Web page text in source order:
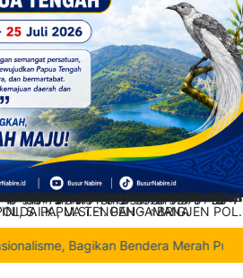
Bagikan Bendera Merah Putih di